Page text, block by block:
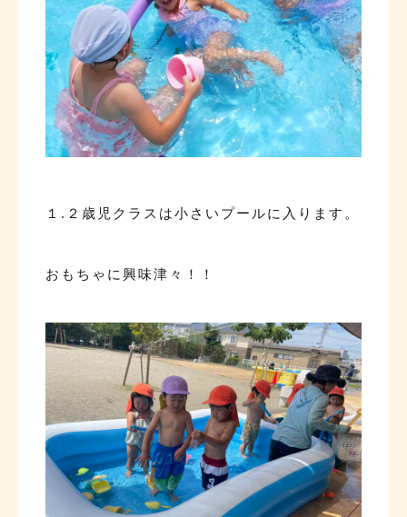
１.２歳児クラスは小さいプールに入ります。
おもちゃに興味津々！！